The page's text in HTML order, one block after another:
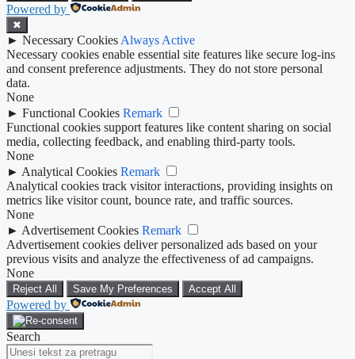
Powered by
✖
► Necessary Cookies Always Active
Necessary cookies enable essential site features like secure log-ins
and consent preference adjustments. They do not store personal
data.
None
► Functional Cookies Remark
Functional cookies support features like content sharing on social
media, collecting feedback, and enabling third-party tools.
None
► Analytical Cookies Remark
Analytical cookies track visitor interactions, providing insights on
metrics like visitor count, bounce rate, and traffic sources.
None
► Advertisement Cookies Remark
Advertisement cookies deliver personalized ads based on your
previous visits and analyze the effectiveness of ad campaigns.
None
Reject All Save My Preferences Accept All
Powered by
Search